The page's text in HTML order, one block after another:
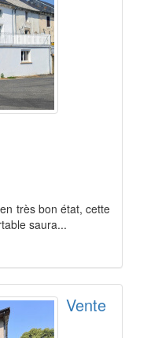
très bon état, cette
saura...
Vente